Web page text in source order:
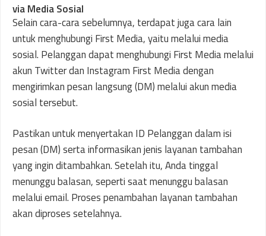
via Media Sosial
Selain cara-cara sebelumnya, terdapat juga cara lain
untuk menghubungi First Media, yaitu melalui media
sosial. Pelanggan dapat menghubungi First Media melalui
akun Twitter dan Instagram First Media dengan
mengirimkan pesan langsung (DM) melalui akun media
sosial tersebut.
Pastikan untuk menyertakan ID Pelanggan dalam isi
pesan (DM) serta informasikan jenis layanan tambahan
yang ingin ditambahkan. Setelah itu, Anda tinggal
menunggu balasan, seperti saat menunggu balasan
melalui email. Proses penambahan layanan tambahan
akan diproses setelahnya.